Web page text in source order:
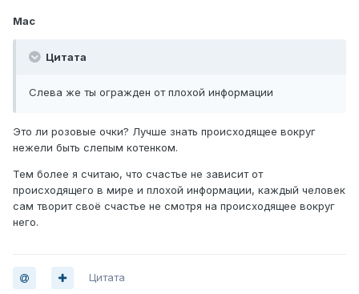
Mac
Цитата
Слева же ты огражден от плохой информации
Это ли розовые очки? Лучше знать происходящее вокруг
нежели быть слепым котенком.
Тем более я считаю, что счастье не зависит от
происходящего в мире и плохой информации, каждый человек
сам творит своё счастье не смотря на происходящее вокруг
него.
Цитата